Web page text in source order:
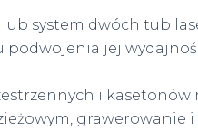
system dwóch tub
jej
i kasetonów
grawerowanie